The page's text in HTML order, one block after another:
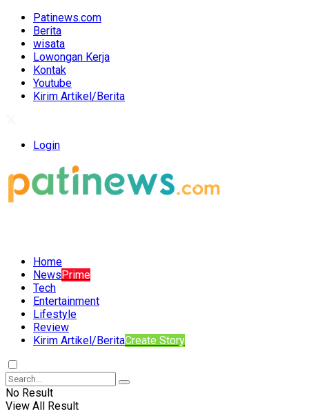
Patinews.com
Berita
wisata
Lowongan Kerja
Kontak
Youtube
Kirim Artikel/Berita
Login
Home
NewsPrime
Tech
Entertainment
Lifestyle
Review
Kirim Artikel/BeritaCreate Story
No Result
View All Result